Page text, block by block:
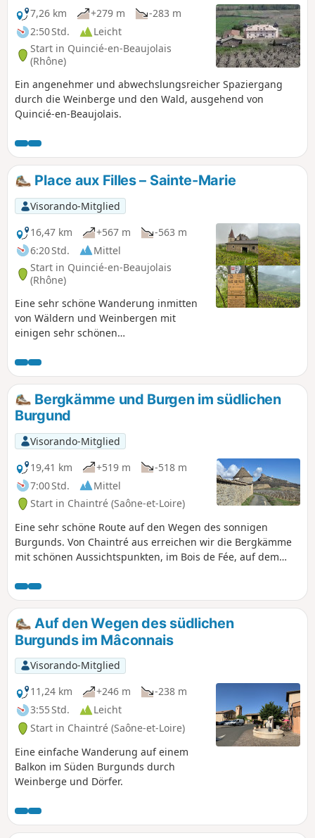
7,26 km +279 m
-283 m
2:50 Std.
Leicht
Start in Quincié-en-Beaujolais
(Rhône)
Ein angenehmer und abwechslungsreicher Spaziergang
durch die Weinberge und den Wald, ausgehend von
Quincié-en-Beaujolais.
Place aux Filles – Sainte-Marie
Visorando-Mitglied
16,47 km
+567 m
-563 m
6:20 Std.
Mittel
Start in Quincié-en-Beaujolais
(Rhône)
Eine sehr schöne Wanderung inmitten
von Wäldern und Weinbergen mit
einigen sehr schönen
Wanderung zur richtigen Tageszeit und
zur richtigen Jahreszeit unternehmen,
können Sie außerdem zahlreiche
Wildtiere beobachten.
Bergkämme und Burgen im südlichen
Burgund
Visorando-Mitglied
19,41 km
+519 m
-518 m
7:00 Std.
Mittel
Start in Chaintré (Saône-et-Loire)
Eine sehr schöne Route auf den Wegen des sonnigen
Burgunds. Von Chaintré aus erreichen wir die Bergkämme
mit schönen Aussichtspunkten, im Bois de Fée, auf dem
kommen wir an mehreren schönen Schlössern vorbei, dem
Château des Rontés, dem Château de Chasselas, dem
Château de Leynes und dem Château de Lavérnette.
Auf den Wegen des südlichen
Burgunds im Mâconnais
Visorando-Mitglied
11,24 km
+246 m
-238 m
3:55 Std.
Leicht
Start in Chaintré (Saône-et-Loire)
Eine einfache Wanderung auf einem
Balkon im Süden Burgunds durch
Weinberge und Dörfer.